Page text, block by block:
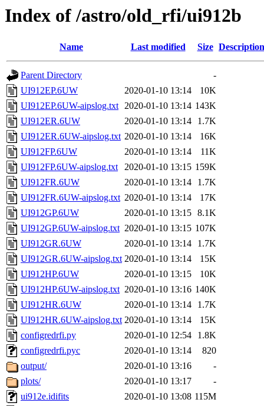
Index of /astro/old_rfi/ui912b
Name Last modified Size Description
Parent Directory
-
UI912EP.6UW
2020-01-10 13:14
10K
UI912EP.6UW-aipslog.txt 2020-01-10 13:14 143K
UI912ER.6UW
2020-01-10 13:14
1.7K
UI912ER.6UW-aipslog.txt 2020-01-10 13:14
16K
UI912FP.6UW
2020-01-10 13:14
11K
UI912FP.6UW-aipslog.txt
2020-01-10 13:15 159K
UI912FR.6UW
2020-01-10 13:14
1.7K
UI912FR.6UW-aipslog.txt 2020-01-10 13:14
17K
UI912GP.6UW
2020-01-10 13:15 8.1K
UI912GP.6UW-aipslog.txt 2020-01-10 13:15 107K
UI912GR.6UW
2020-01-10 13:14
1.7K
UI912GR.6UW-aipslog.txt 2020-01-10 13:14
15K
UI912HP.6UW
2020-01-10 13:15
10K
UI912HP.6UW-aipslog.txt 2020-01-10 13:16 140K
UI912HR.6UW
2020-01-10 13:14
1.7K
UI912HR.6UW-aipslog.txt 2020-01-10 13:14
15K
configredrfi.py
2020-01-10 12:54
1.8K
configredrfi.pyc
2020-01-10 13:14
820
output/
2020-01-10 13:16
-
plots/
2020-01-10 13:17
-
ui912e.idifits
2020-01-10 13:08 115M